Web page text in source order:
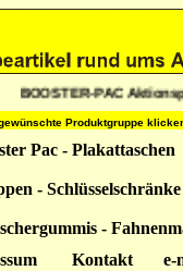
BOOSTER-PAC
Produktgruppe
Pac- Plakattaschen
-
-
Kontakte-